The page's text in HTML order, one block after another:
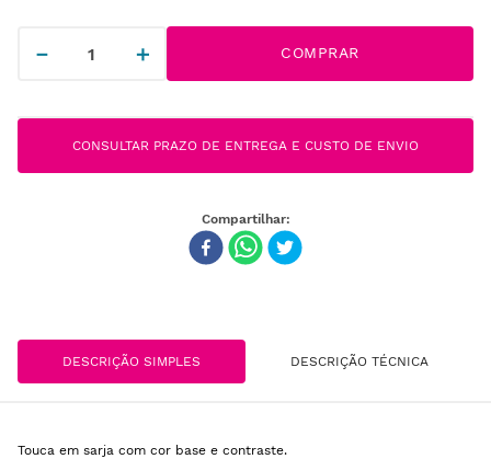
＋
－ COMPRAR
CONSULTAR PRAZO DE ENTREGA E CUSTO DE ENVIO
DESCRIÇÃO SIMPLES DESCRIÇÃO TÉCNICA
Touca em sarja com cor base e contraste.